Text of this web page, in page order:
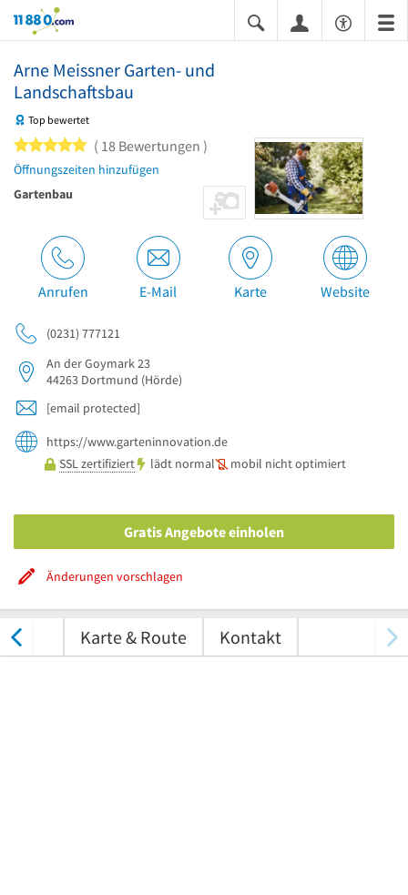
11880.com
Arne Meissner Garten- und
Landschaftsbau
Top bewertet
5 von 5 Sternen
18 Bewertungen
Öffnungszeiten hinzufügen
Gartenbau
Anrufen E-Mail Karte Website
(0231) 777121
An der Goymark 23
44263 Dortmund (Hörde)
[email protected]
https://www.garteninnovation.de
SSL zertifiziert
lädt normal mobil nicht optimiert
Gratis Angebote einholen
Änderungen vorschlagen
Karte & Route Kontakt